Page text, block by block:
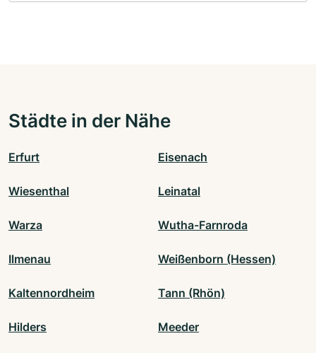
Städte in der Nähe
Erfurt Eisenach
Wiesenthal Leinatal
Warza Wutha-Farnroda
Ilmenau Weißenborn (Hessen)
Kaltennordheim Tann (Rhön)
Hilders Meeder